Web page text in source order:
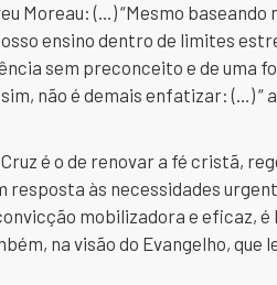
Moreau: (…) “Mesmo
ensino dentro de limites
sem preconceito e de uma
não é demais enfatizar: (…) “
é o de renovar a fé cristã,
resposta às necessidades
mobilizadora e eficaz,
na visão do Evangelho, que